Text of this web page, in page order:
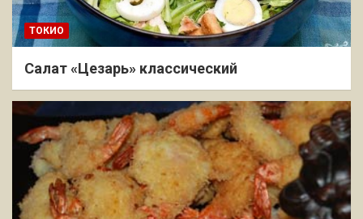
ТОКИО
Салат «Цезарь» классический